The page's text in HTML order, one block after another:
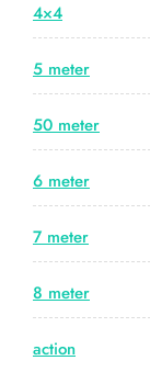
4×4
5 meter
50 meter
6 meter
7 meter
8 meter
action